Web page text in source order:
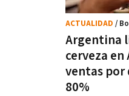
Argentina
cerveza
ventas
80%
ACTUALIDAD /